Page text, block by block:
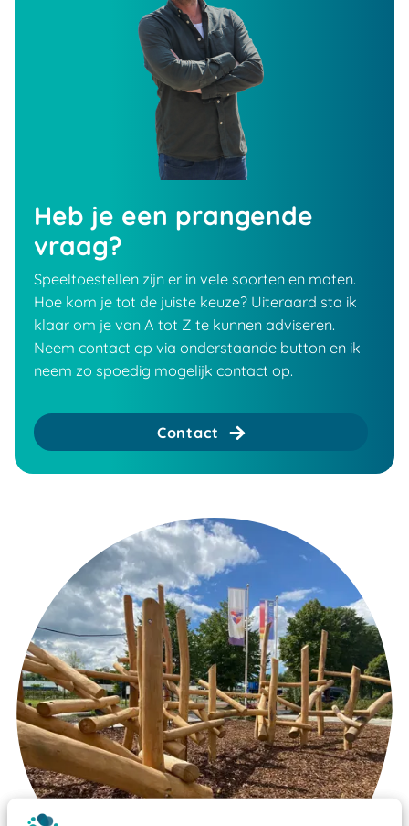
Heb je een prangende
vraag?
Speeltoestellen zijn er in vele soorten en maten.
Hoe kom je tot de juiste keuze? Uiteraard sta ik
klaar om je van A tot Z te kunnen adviseren.
Neem contact op via onderstaande button en ik
neem zo spoedig mogelijk contact op.
Contact